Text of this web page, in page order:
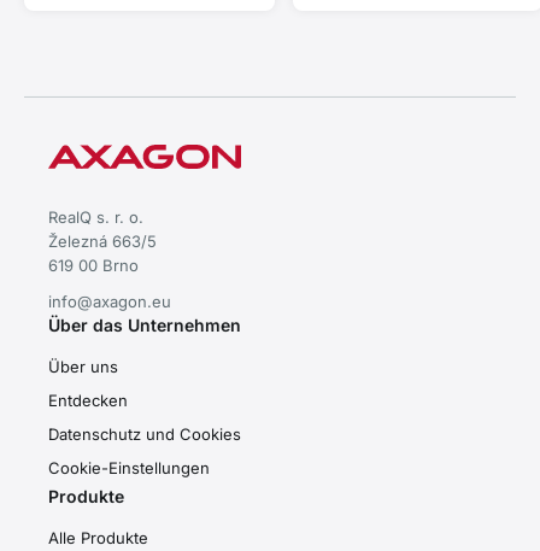
RealQ s. r. o.
Železná 663/5
619 00 Brno
info@axagon.eu
Über das Unternehmen
Über uns
Entdecken
Datenschutz und Cookies
Cookie-Einstellungen
Produkte
Alle Produkte